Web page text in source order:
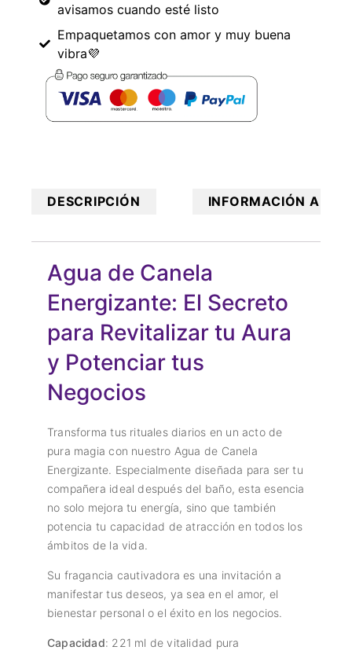
avisamos cuando esté listo
Empaquetamos con amor y muy buena
vibra💜
DESCRIPCIÓN INFORMACIÓN
Agua de Canela
Energizante: El Secreto
para Revitalizar tu Aura
y Potenciar tus
Negocios
Transforma tus rituales diarios en un acto de
pura magia con nuestro Agua de Canela
Energizante. Especialmente diseñada para ser tu
compañera ideal después del baño, esta esencia
no solo mejora tu energía, sino que también
potencia tu capacidad de atracción en todos los
ámbitos de la vida.
Su fragancia cautivadora es una invitación a
manifestar tus deseos, ya sea en el amor, el
bienestar personal o el éxito en los negocios.
Capacidad: 221 ml de vitalidad pura